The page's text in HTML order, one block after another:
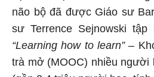
não bộ đã được Giáo sư
sư Terrence Sejnowski
“Learning how to learn”–
trà mở (MOOC) nhiều người